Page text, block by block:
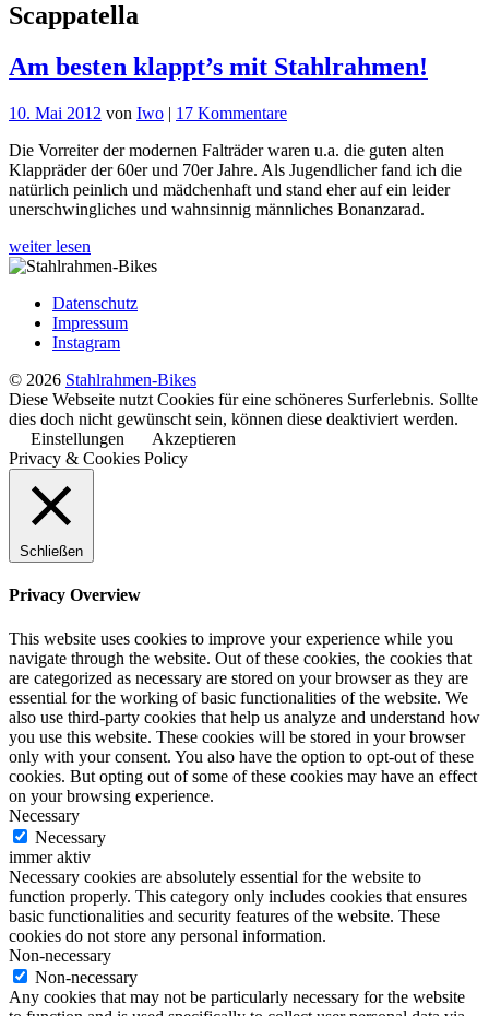
Scappatella
Am besten klappt’s mit Stahlrahmen!
10. Mai 2012 von Iwo | 17 Kommentarezu
besten
klappt’s
mit
Stahlrahmen!
Die Vorreiter der modernen Falträder waren u.a. die guten alten
Klappräder der 60er und 70er Jahre. Als Jugendlicher fand ich die
natürlich peinlich und mädchenhaft und stand eher auf ein leider
unerschwingliches und wahnsinnig männliches Bonanzarad.
weiter lesen
Datenschutz
Impressum
Instagram
© 2026 Stahlrahmen-Bikes
Diese Webseite nutzt Cookies für eine schöneres Surferlebnis. Sollte
dies doch nicht gewünscht sein, können diese deaktiviert werden.
Einstellungen
Akzeptieren
Privacy & Cookies Policy
Schließen
Privacy Overview
This website uses cookies to improve your experience while you
navigate through the website. Out of these cookies, the cookies that
are categorized as necessary are stored on your browser as they are
essential for the working of basic functionalities of the website. We
also use third-party cookies that help us analyze and understand how
you use this website. These cookies will be stored in your browser
only with your consent. You also have the option to opt-out of these
cookies. But opting out of some of these cookies may have an effect
on your browsing experience.
Necessary
Necessary
immer aktiv
Necessary cookies are absolutely essential for the website to
function properly. This category only includes cookies that ensures
basic functionalities and security features of the website. These
cookies do not store any personal information.
Non-necessary
Non-necessary
Any cookies that may not be particularly necessary for the website